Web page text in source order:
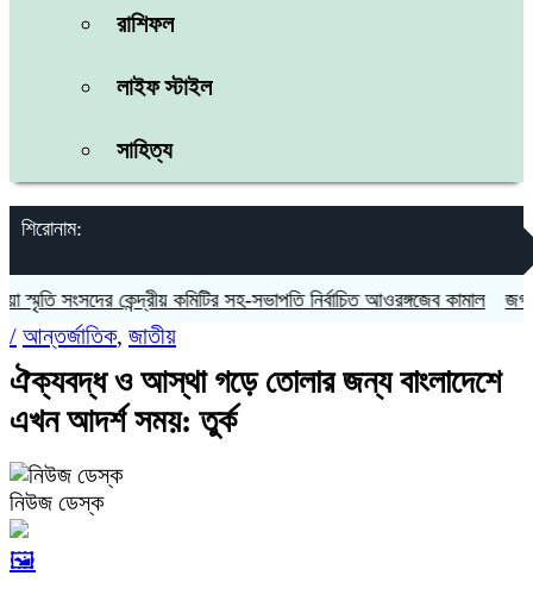
রাশিফল
লাইফ স্টাইল
সাহিত্য
শিরোনাম:
সংসদের কেন্দ্রীয় কমিটির সহ-সভাপতি নির্বাচিত আওরঙ্গজেব কামাল
/ আন্তর্জাতিক, জাতীয়
ঐক্যবদ্ধ ও আস্থা গড়ে তোলার জন্য বাংলাদেশে
এখন আদর্শ সময়: তুর্ক
নিউজ ডেস্ক
🖼️